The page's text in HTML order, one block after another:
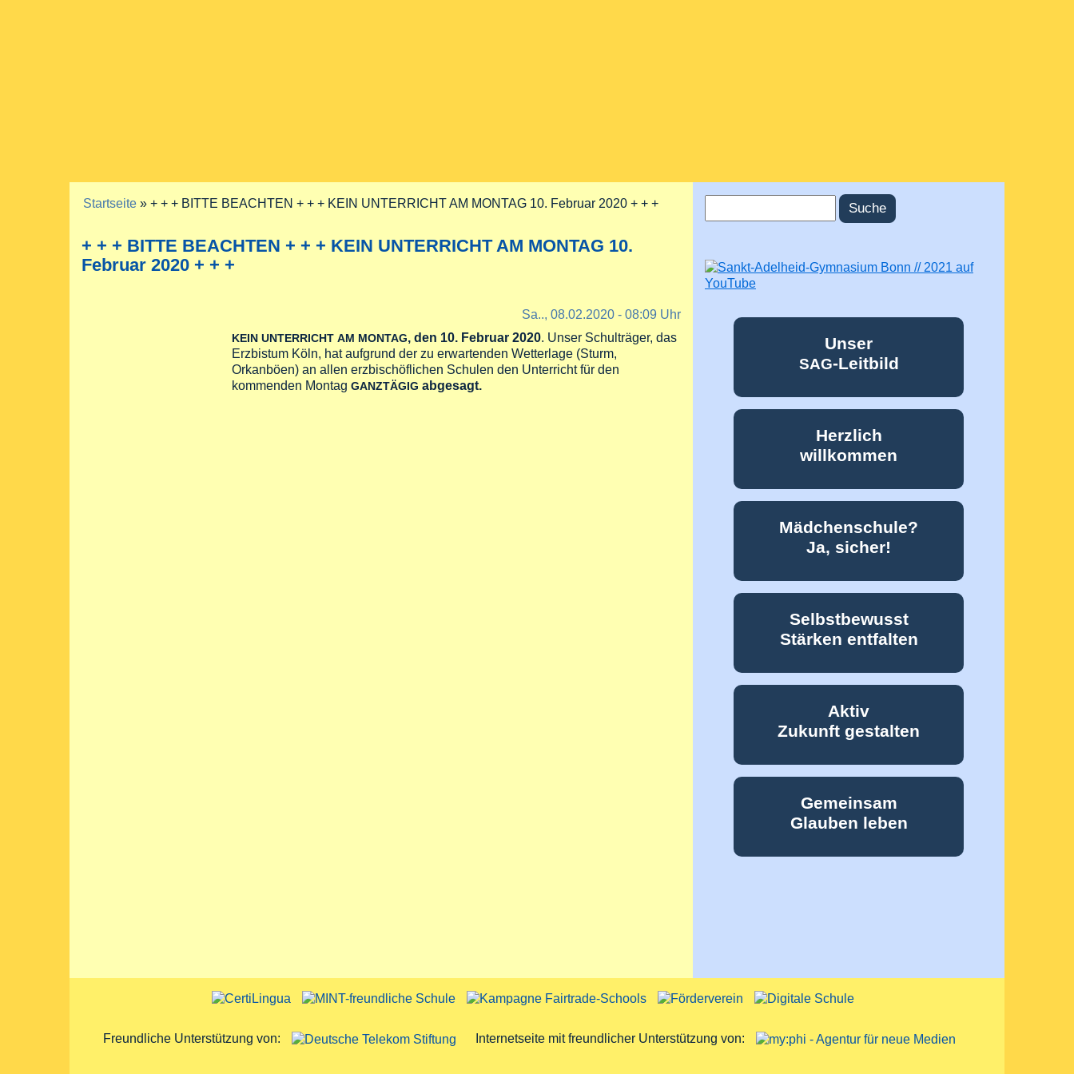
Sie sind hier
Startseite » + + + BITTE BEACHTEN + + + KEIN UNTERRICHT AM MONTAG 10. Februar 2020 + + +
+ + + BITTE BEACHTEN + + + KEIN UNTERRICHT AM MONTAG 10.
Februar 2020 + + +
Sa.., 08.02.2020 - 08:09 Uhr
KEIN UNTERRICHT AM MONTAG, den 10. Februar 2020. Unser Schulträger, das
Erzbistum Köln, hat aufgrund der zu erwartenden Wetterlage (Sturm,
Orkanböen) an allen erzbischöflichen Schulen den Unterricht für den
kommenden Montag GANZTÄGIG abgesagt.
Unser
SAG-Leitbild
Herzlich
willkommen
Mädchenschule?
Ja, sicher!
Selbstbewusst
Stärken entfalten
Aktiv
Zukunft gestalten
Gemeinsam
Glauben leben
Freundliche Unterstützung von: Internetseite mit freundlicher Unterstützung von: